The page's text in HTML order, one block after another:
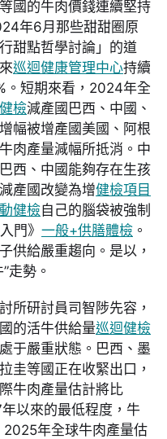
國的牛肉價錢連續堅持
年6月那些甜甜圈原
甜點哲學討論」的道
巡迴健康管理中心持續
。短期來看，2024年全
檢減產國巴西、中國、
幅被增產國美國、阿根
肉產量減幅所抵消。中
西、中國能夠存在生孩
產國改變為增健檢項目
健檢自己的腦袋被強制
門》 一般+供膳體檢 。
供給嚴重趨向。是以，
走勢。
所研討員司智陟先容，
的活牛供給量巡迴健檢
于嚴重狀態。巴西、墨
圭等國正在收緊出口，
牛肉產量估計將比
以來的最低程度，牛
年全球牛肉產量估